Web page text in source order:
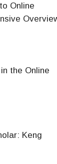
Online
the Online
Keng